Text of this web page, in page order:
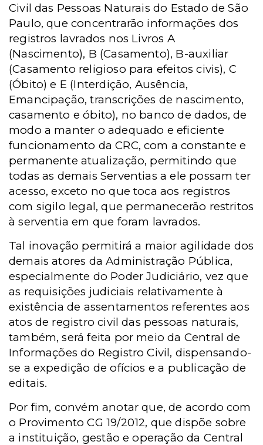
Civil das Pessoas Naturais do Estado de São
Paulo, que concentrarão informações dos
registros lavrados nos Livros A
(Nascimento), B (Casamento), B-auxiliar
(Casamento religioso para efeitos civis), C
(Óbito) e E (Interdição, Ausência,
Emancipação, transcrições de nascimento,
casamento e óbito), no banco de dados, de
modo a manter o adequado e eficiente
funcionamento da CRC, com a constante e
permanente atualização, permitindo que
todas as demais Serventias a ele possam ter
acesso, exceto no que toca aos registros
com sigilo legal, que permanecerão restritos
à serventia em que foram lavrados.
Tal inovação permitirá a maior agilidade dos
demais atores da Administração Pública,
especialmente do Poder Judiciário, vez que
as requisições judiciais relativamente à
existência de assentamentos referentes aos
atos de registro civil das pessoas naturais,
também, será feita por meio da Central de
Informações do Registro Civil, dispensando-
se a expedição de ofícios e a publicação de
editais.
Por fim, convém anotar que, de acordo com
o Provimento CG 19/2012, que dispõe sobre
a instituição, gestão e operação da Central